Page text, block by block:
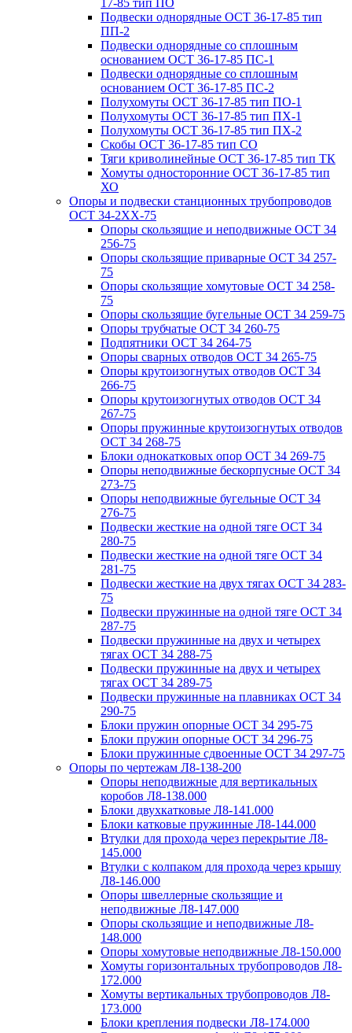
17-85 тип ПО
Подвески однорядные ОСТ 36-17-85 тип
ПП-2
Подвески однорядные со сплошным
основанием ОСТ 36-17-85 ПС-1
Подвески однорядные со сплошным
основанием ОСТ 36-17-85 ПС-2
Полухомуты ОСТ 36-17-85 тип ПО-1
Полухомуты ОСТ 36-17-85 тип ПХ-1
Полухомуты ОСТ 36-17-85 тип ПХ-2
Скобы ОСТ 36-17-85 тип СО
Тяги криволинейные ОСТ 36-17-85 тип ТК
Хомуты односторонние ОСТ 36-17-85 тип
ХО
Опоры и подвески станционных трубопроводов
ОСТ 34-2XX-75
Опоры скользящие и неподвижные ОСТ 34
256-75
Опоры скользящие приварные ОСТ 34 257-
75
Опоры скользящие хомутовые ОСТ 34 258-
75
Опоры скользящие бугельные ОСТ 34 259-75
Опоры трубчатые ОСТ 34 260-75
Подпятники ОСТ 34 264-75
Опоры сварных отводов ОСТ 34 265-75
Опоры крутоизогнутых отводов ОСТ 34
266-75
Опоры крутоизогнутых отводов ОСТ 34
267-75
Опоры пружинные крутоизогнутых отводов
ОСТ 34 268-75
Блоки однокатковых опор ОСТ 34 269-75
Опоры неподвижные бескорпусные ОСТ 34
273-75
Опоры неподвижные бугельные ОСТ 34
276-75
Подвески жесткие на одной тяге ОСТ 34
280-75
Подвески жесткие на одной тяге ОСТ 34
281-75
Подвески жесткие на двух тягах ОСТ 34 283-
75
Подвески пружинные на одной тяге ОСТ 34
287-75
Подвески пружинные на двух и четырех
тягах ОСТ 34 288-75
Подвески пружинные на двух и четырех
тягах ОСТ 34 289-75
Подвески пружинные на плавниках ОСТ 34
290-75
Блоки пружин опорные ОСТ 34 295-75
Блоки пружин опорные ОСТ 34 296-75
Блоки пружинные сдвоенные ОСТ 34 297-75
Опоры по чертежам Л8-138-200
Опоры неподвижные для вертикальных
коробов Л8-138.000
Блоки двухкатковые Л8-141.000
Блоки катковые пружинные Л8-144.000
Втулки для прохода через перекрытие Л8-
145.000
Втулки с колпаком для прохода через крышу
Л8-146.000
Опоры швеллерные скользящие и
неподвижные Л8-147.000
Опоры скользящие и неподвижные Л8-
148.000
Опоры хомутовые неподвижные Л8-150.000
Хомуты горизонтальных трубопроводов Л8-
172.000
Хомуты вертикальных трубопроводов Л8-
173.000
Блоки крепления подвески Л8-174.000